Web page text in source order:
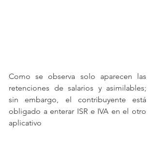
Como se observa solo aparecen las
retenciones de salarios y asimilables;
sin embargo, el contribuyente está
obligado a enterar ISR e IVA en el otro
aplicativo